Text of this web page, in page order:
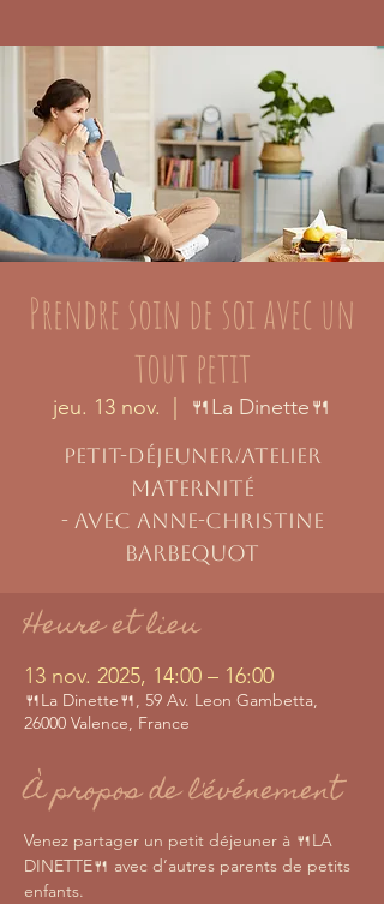
Prendre soin de soi avec un
tout petit
jeu. 13 nov. 🍴La Dinette🍴
Petit-déjeuner/atelier
maternité
- avec Anne-Christine
Barbequot
Heure et lieu
13 nov. 2025, 14:00 – 16:00
🍴La Dinette🍴, 59 Av. Leon Gambetta,
26000 Valence, France
À propos de l'événement
Venez partager un petit déjeuner à 🍴LA
DINETTE🍴 avec d’autres parents de petits
enfants.